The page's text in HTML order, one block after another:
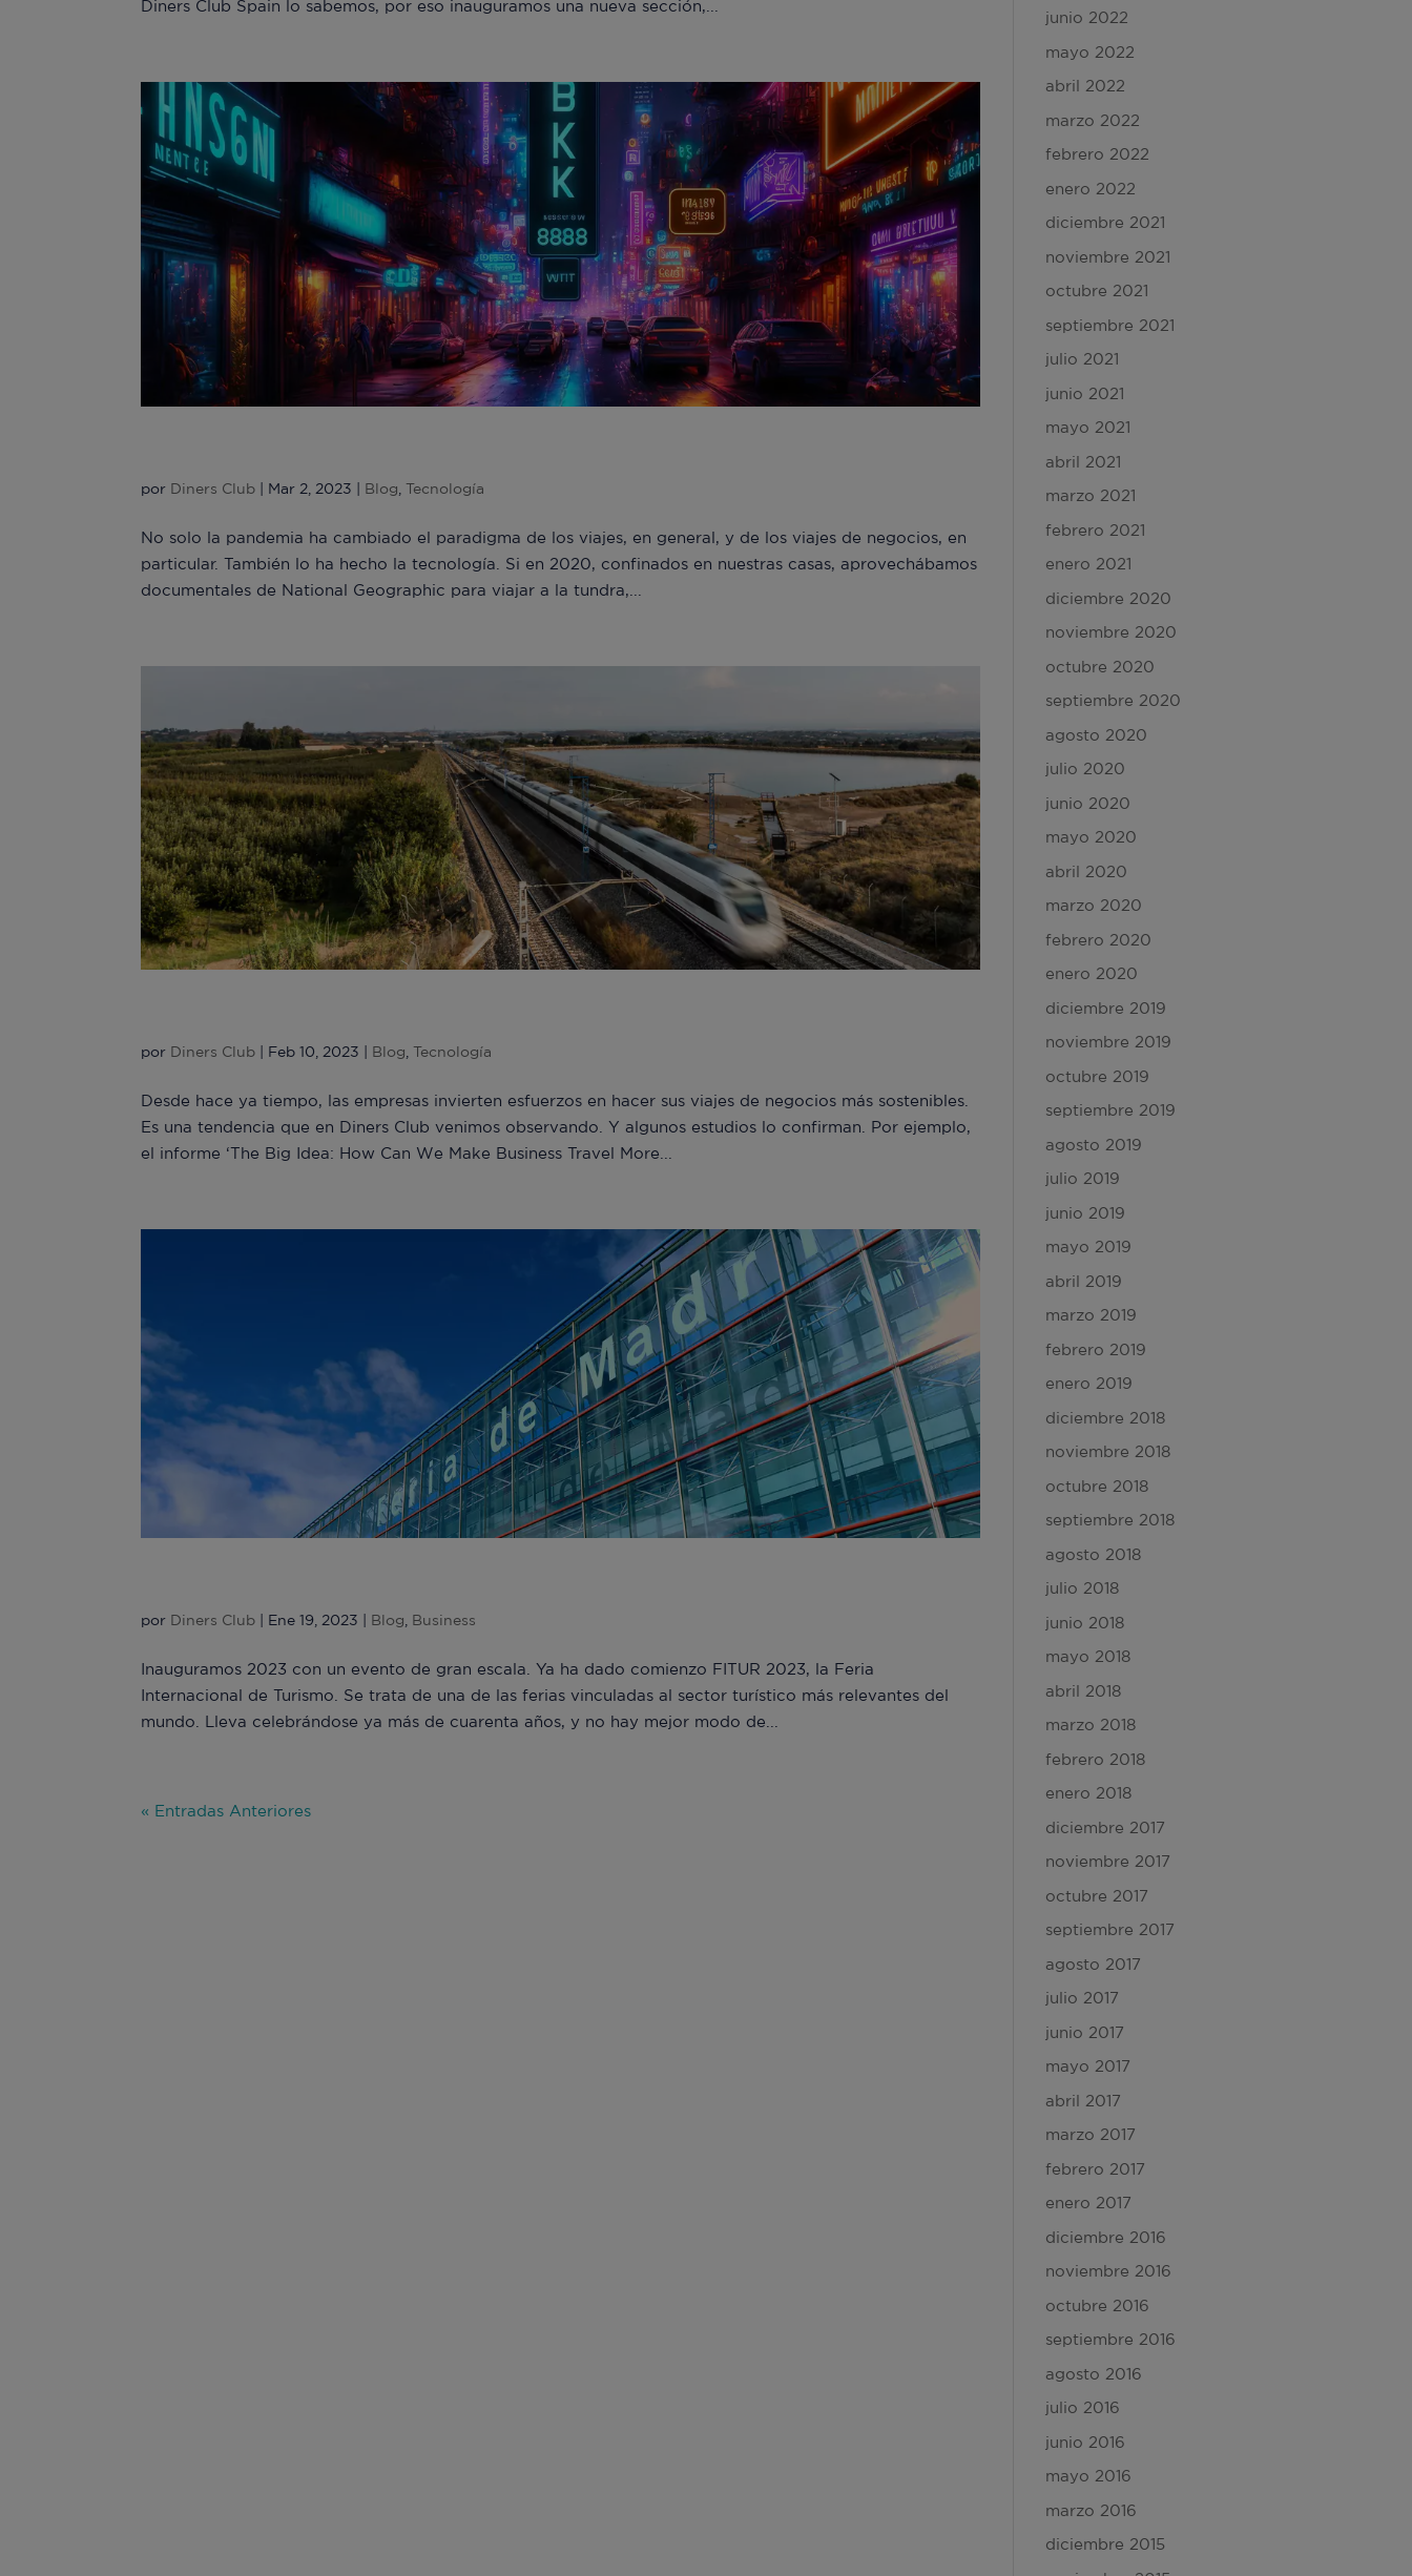
Diners Club Spain lo sabemos, por eso inauguramos una nueva sección,...
por Diners Club Mar 2, 2023 Blog,Tecnología
No solo la pandemia ha cambiado el paradigma de los viajes, en general, y de los viajes de negocios, en
particular. También lo ha hecho la tecnología. Si en 2020, confinados en nuestras casas, aprovechábamos
documentales de National Geographic para viajar a la tundra,...
por Diners Club Feb 10, 2023 Blog,Tecnología
Desde hace ya tiempo, las empresas invierten esfuerzos en hacer sus viajes de negocios más sostenibles.
Es una tendencia que en Diners Club venimos observando. Y algunos estudios lo confirman. Por ejemplo,
el informe ‘The Big Idea: How Can We Make Business Travel More...
por Diners Club Ene 19, 2023 Blog Business
Inauguramos 2023 con un evento de gran escala. Ya ha dado comienzo FITUR 2023, la Feria
Internacional de Turismo. Se trata de una de las ferias vinculadas al sector turístico más relevantes del
mundo. Lleva celebrándose ya más de cuarenta años, y no hay mejor modo de...
« Entradas Anteriores
junio 2022
mayo 2022
abril 2022
marzo 2022
febrero 2022
enero 2022
diciembre 2021
noviembre 2021
octubre 2021
septiembre 2021
julio 2021
junio 2021
mayo 2021
abril 2021
marzo 2021
febrero 2021
enero 2021
diciembre 2020
noviembre 2020
octubre 2020
septiembre 2020
agosto 2020
julio 2020
junio 2020
mayo 2020
abril 2020
marzo 2020
febrero 2020
enero 2020
diciembre 2019
noviembre 2019
octubre 2019
septiembre 2019
agosto 2019
julio 2019
junio 2019
mayo 2019
abril 2019
marzo 2019
febrero 2019
enero 2019
diciembre 2018
noviembre 2018
octubre 2018
septiembre 2018
agosto 2018
julio 2018
junio 2018
mayo 2018
abril 2018
marzo 2018
febrero 2018
enero 2018
diciembre 2017
noviembre 2017
octubre 2017
septiembre 2017
agosto 2017
julio 2017
junio 2017
mayo 2017
abril 2017
marzo 2017
febrero 2017
enero 2017
diciembre 2016
noviembre 2016
octubre 2016
septiembre 2016
agosto 2016
julio 2016
junio 2016
mayo 2016
marzo 2016
diciembre 2015